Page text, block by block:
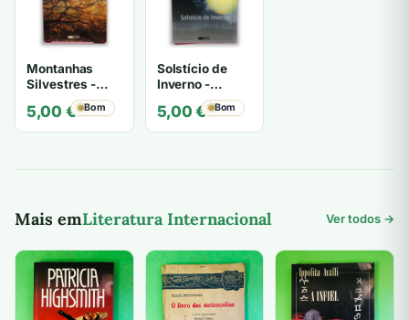
Montanhas
Silvestres -
Rosamunde
Pilcher
5,00 € Bom
Solstício de
Inverno -
Rosamunde
Pilcher
5,00€ Bom
Mais emLiteratura Internacional Ver todos →